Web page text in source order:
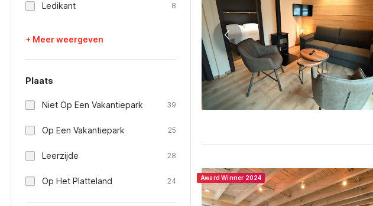
Ledikant 8
+ Meer weergeven
Plaats
Niet Op Een Vakantiepark 39
Op Een Vakantiepark 25
Leerzijde 28
Op Het Platteland 24 Award Winner 2024